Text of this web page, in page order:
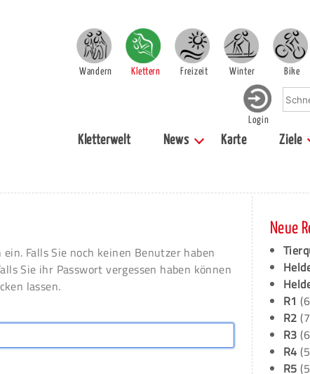
Wandern Klettern Freizeit Winter Bike
Login
Kletterwelt News Karte Ziele
Falls Sie noch keinen Benutzer haben
Sie ihr Passwort vergessen haben können
lassen.
Neue
R1
R2
R3
R4
R5